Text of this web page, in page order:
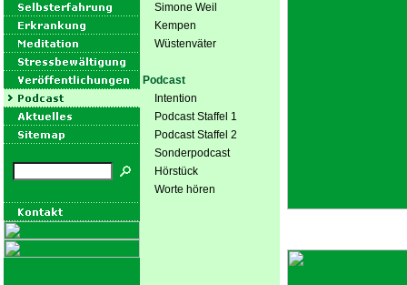
Simone Weil
Kempen
Wüstenväter
Podcast
Intention
Podcast Staffel 1
Podcast Staffel 2
Sonderpodcast
Hörstück
Worte hören